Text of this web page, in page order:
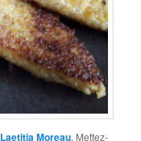
Laetitia Moreau. Mettez-